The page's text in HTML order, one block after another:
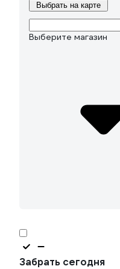
Выбрать на карте
Выберите магазин
Забрать сегодня